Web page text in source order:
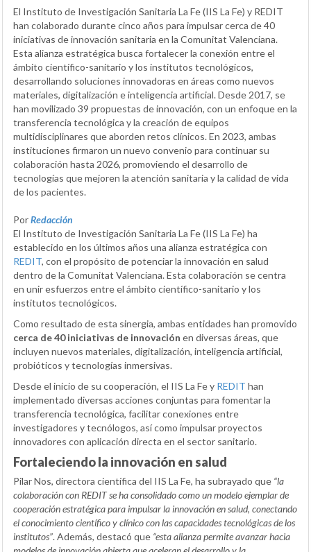
El Instituto de Investigación Sanitaria La Fe (IIS La Fe) y REDIT
han colaborado durante cinco años para impulsar cerca de 40
iniciativas de innovación sanitaria en la Comunitat Valenciana.
Esta alianza estratégica busca fortalecer la conexión entre el
ámbito científico-sanitario y los institutos tecnológicos,
desarrollando soluciones innovadoras en áreas como nuevos
materiales, digitalización e inteligencia artificial. Desde 2017, se
han movilizado 39 propuestas de innovación, con un enfoque en la
transferencia tecnológica y la creación de equipos
multidisciplinares que aborden retos clínicos. En 2023, ambas
instituciones firmaron un nuevo convenio para continuar su
colaboración hasta 2026, promoviendo el desarrollo de
tecnologías que mejoren la atención sanitaria y la calidad de vida
de los pacientes.
PorRedacción
El Instituto de Investigación Sanitaria La Fe (IIS La Fe) ha
establecido en los últimos años una alianza estratégica con
REDIT, con el propósito de potenciar la innovación en salud
dentro de la Comunitat Valenciana. Esta colaboración se centra
en unir esfuerzos entre el ámbito científico-sanitario y los
institutos tecnológicos.
Como resultado de esta sinergia, ambas entidades han promovido
cerca de 40 iniciativas de innovación en diversas áreas, que
incluyen nuevos materiales, digitalización, inteligencia artificial,
probióticos y tecnologías inmersivas.
Desde el inicio de su cooperación, el IIS La Fe y REDIT han
implementado diversas acciones conjuntas para fomentar la
transferencia tecnológica, facilitar conexiones entre
investigadores y tecnólogos, así como impulsar proyectos
innovadores con aplicación directa en el sector sanitario.
Fortaleciendo la innovación en salud
Pilar Nos, directora científica del IIS La Fe, ha subrayado que “la
colaboración con REDIT se ha consolidado como un modelo ejemplar de
cooperación estratégica para impulsar la innovación en salud, conectando
el conocimiento científico y clínico con las capacidades tecnológicas de los
institutos”. Además, destacó que “esta alianza permite avanzar hacia